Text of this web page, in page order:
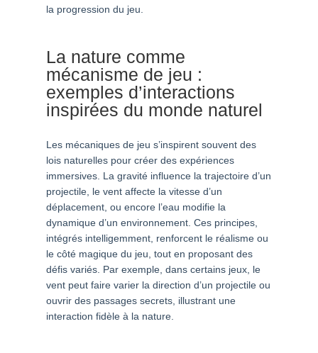
la progression du jeu.
La nature comme
mécanisme de jeu :
exemples d’interactions
inspirées du monde naturel
Les mécaniques de jeu s’inspirent souvent des
lois naturelles pour créer des expériences
immersives. La gravité influence la trajectoire d’un
projectile, le vent affecte la vitesse d’un
déplacement, ou encore l’eau modifie la
dynamique d’un environnement. Ces principes,
intégrés intelligemment, renforcent le réalisme ou
le côté magique du jeu, tout en proposant des
défis variés. Par exemple, dans certains jeux, le
vent peut faire varier la direction d’un projectile ou
ouvrir des passages secrets, illustrant une
interaction fidèle à la nature.